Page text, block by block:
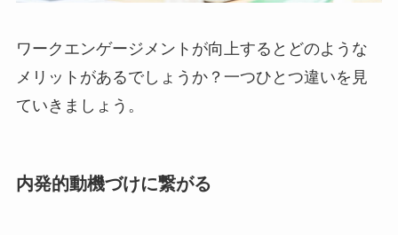
ワークエンゲージメントが向上するとどのような
メリットがあるでしょうか？一つひとつ違いを見
ていきましょう。
内発的動機づけに繋がる